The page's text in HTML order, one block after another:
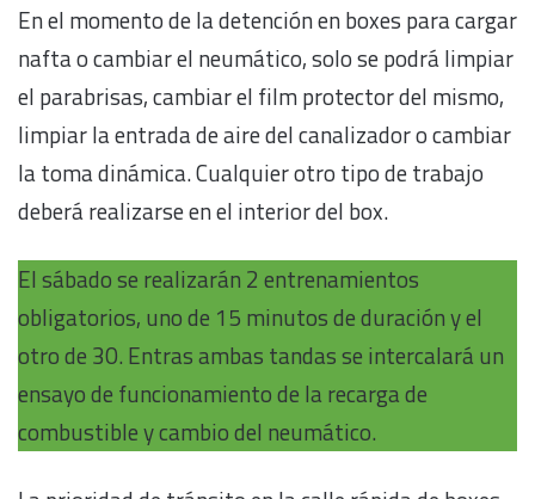
En el momento de la detención en boxes para cargar
nafta o cambiar el neumático, solo se podrá limpiar
el parabrisas, cambiar el film protector del mismo,
limpiar la entrada de aire del canalizador o cambiar
la toma dinámica. Cualquier otro tipo de trabajo
deberá realizarse en el interior del box.
El sábado se realizarán 2 entrenamientos
obligatorios, uno de 15 minutos de duración y el
otro de 30. Entras ambas tandas se intercalará un
ensayo de funcionamiento de la recarga de
combustible y cambio del neumático.